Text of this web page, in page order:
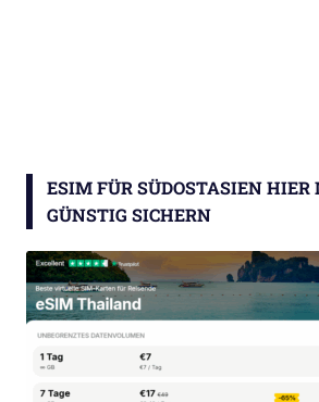
ESIM FÜR SÜDOSTASIEN
GÜNSTIG SICHERN